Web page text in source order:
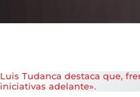
Luis Tudanca destaca que,
iniciativas adelante».